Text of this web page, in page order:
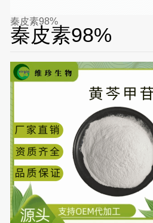
秦皮素98%
秦皮素98%